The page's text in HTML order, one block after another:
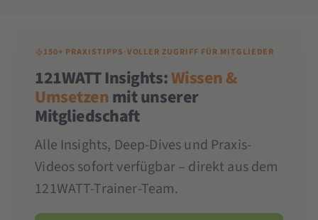
150+ PRAXISTIPPS·VOLLER ZUGRIFF FÜR MITGLIEDER
121WATT Insights:Wissen &
Umsetzenmit unserer
Mitgliedschaft
Alle Insights, Deep-Dives und Praxis-
Videos sofort verfügbar – direkt aus dem
121WATT-Trainer-Team.